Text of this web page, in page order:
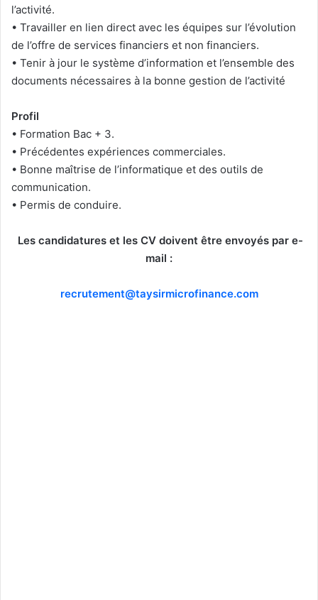
l’activité.
• Travailler en lien direct avec les équipes sur l’évolution
de l’offre de services financiers et non financiers.
• Tenir à jour le système d’information et l’ensemble des
documents nécessaires à la bonne gestion de l’activité
Profil
• Formation Bac + 3.
• Précédentes expériences commerciales.
• Bonne maîtrise de l’informatique et des outils de
communication.
• Permis de conduire.
Les candidatures et les CV doivent être envoyés par e-
mail :
recrutement@taysirmicrofinance.com